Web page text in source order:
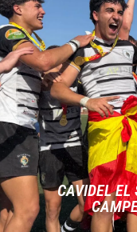
CAVIDEL EL